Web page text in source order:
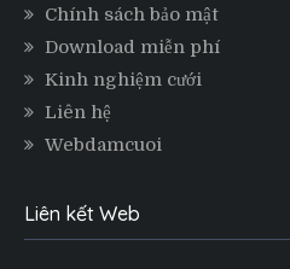
Chính sách bảo mật
Download miễn phí
Kinh nghiệm cưới
Liên hệ
Webdamcuoi
Liên kết Web